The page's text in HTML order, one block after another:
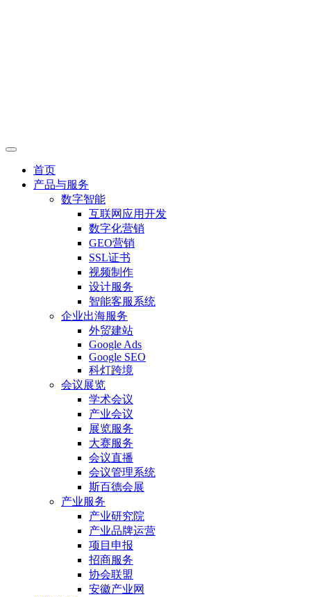
首页
产品与服务
数字智能
互联网应用开发
数字化营销
GEO营销
SSL证书
视频制作
设计服务
智能客服系统
企业出海服务
外贸建站
Google Ads
Google SEO
科灯跨境
会议展览
学术会议
产业会议
展览服务
大赛服务
会议直播
会议管理系统
斯百德会展
产业服务
产业研究院
产业品牌运营
项目申报
招商服务
协会联盟
安徽产业网